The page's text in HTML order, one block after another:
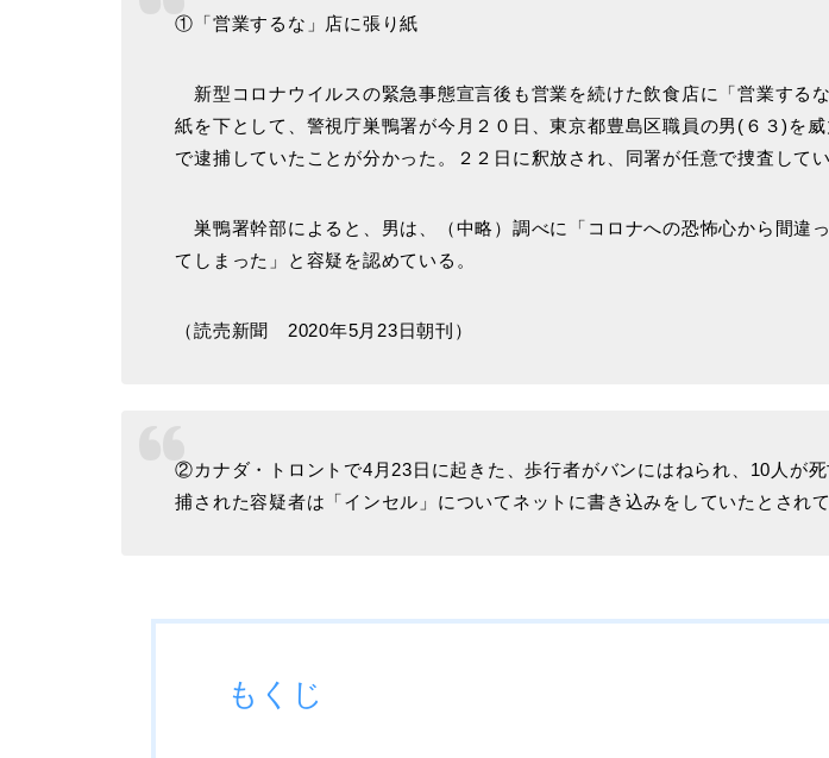
①「営業するな」店に張り紙
新型コロナウイルスの緊急事態宣言後も営業を続けた飲食店に「営業する
紙を下として、警視庁巣鴨署が今月２０日、東京都豊島区職員の男(６３)を
で逮捕していたことが分かった。２２日に釈放され、同署が任意で捜査してい
巣鴨署幹部によると、男は、（中略）調べに「コロナへの恐怖心から間違
てしまった」と容疑を認めている。
（読売新聞 2020年5月23日朝刊）
②カナダ・トロントで4月23日に起きた、歩行者がバンにはねられ、10人が
捕された容疑者は「インセル」についてネットに書き込みをしていたとされて
もくじ